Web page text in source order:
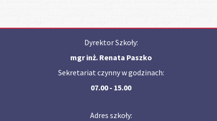
Dyrektor Szkoły:
mgr inż. Renata Paszko
Sekretariat czynny w godzinach:
07.00 - 15.00
Adres szkoły: